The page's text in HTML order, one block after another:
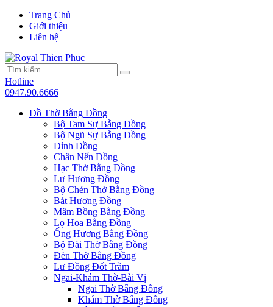
Trang Chủ
Giới thiệu
Liên hệ
Hotline
0947.90.6666
Đồ Thờ Bằng Đồng
Bộ Tam Sự Bằng Đồng
Bộ Ngũ Sự Bằng Đồng
Đỉnh Đồng
Chân Nến Đồng
Hạc Thờ Bằng Đồng
Lư Hương Đồng
Bộ Chén Thờ Bằng Đồng
Bát Hương Đồng
Mâm Bồng Bằng Đồng
Lọ Hoa Bằng Đồng
Ống Hương Bằng Đồng
Bộ Đài Thờ Bằng Đồng
Đèn Thờ Bằng Đồng
Lư Đồng Đốt Trầm
Ngai-Khám Thờ-Bài Vị
Ngai Thờ Bằng Đồng
Khám Thờ Bằng Đồng